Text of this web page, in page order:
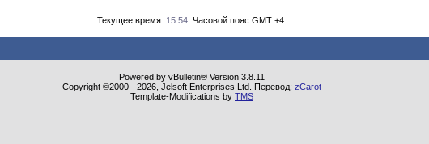
Текущее время: 15:54 . Часовой пояс GMT +4.
Powered by vBulletin® Version 3.8.11
Copyright ©2000 - 2026, Jelsoft Enterprises Ltd. Перевод: zCarot
Template-Modifications by TMS